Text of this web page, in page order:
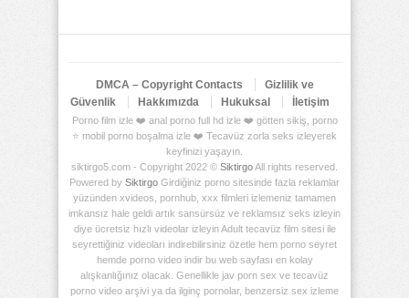
DMCA – Copyright Contacts
Gizlilik ve
Güvenlik
Hakkımızda Hukuksal İletişim
Porno film izle ❤️ anal porno full hd izle ❤️ götten sikiş, porno
⭐ mobil porno boşalma izle ❤️ Tecavüz zorla seks izleyerek
keyfinizi yaşayın.
siktirgo5.com - Copyright 2022 © SiktirgoAll rights reserved.
Powered by Siktirgo Girdiğiniz porno sitesinde fazla reklamlar
yüzünden xvideos, pornhub, xxx filmleri izlemeniz tamamen
imkansız hale geldi artık sansürsüz ve reklamsız seks izleyin
diye ücretsiz hızlı videolar izleyin Adult tecavüz film sitesi ile
seyrettiğiniz videoları indirebilirsiniz özetle hem porno seyret
hemde porno video indir bu web sayfası en kolay
alışkanlığınız olacak. Genellikle jav porn sex ve tecavüz
porno video arşivi ya da ilginç pornolar, benzersiz sex izleme